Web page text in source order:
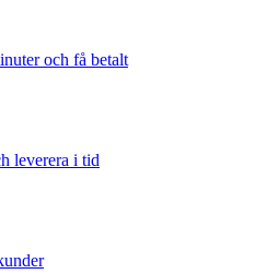
och få betalt
leverera i tid